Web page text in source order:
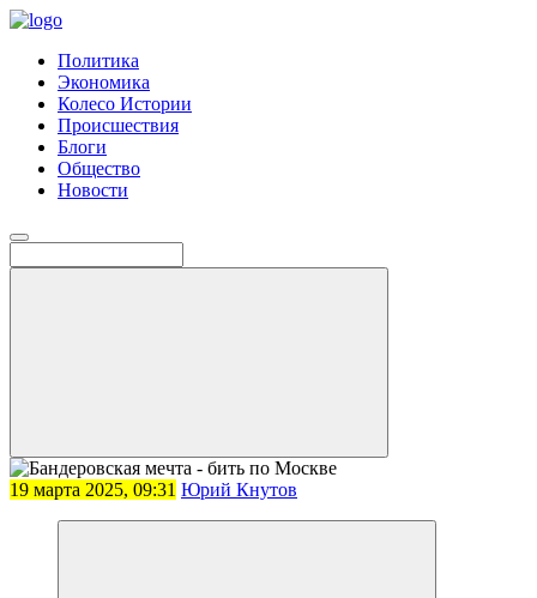
Политика
Экономика
Колесо Истории
Происшествия
Блоги
Общество
Новости
19 марта 2025, 09:31 Юрий Кнутов